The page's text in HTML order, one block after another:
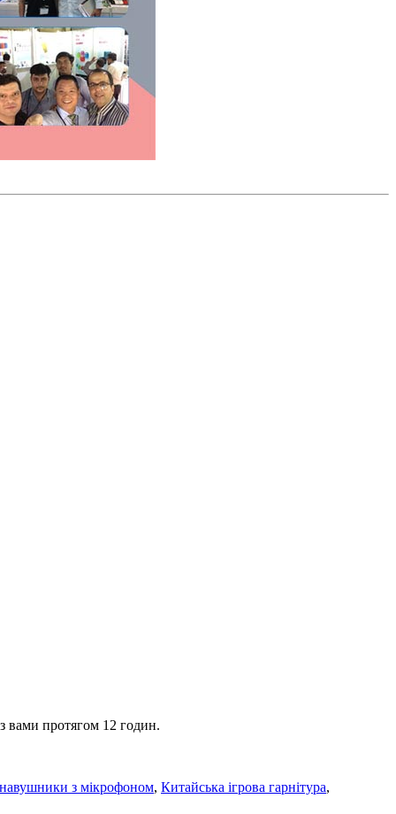
вами протягом 12 годин.
навушники з мікрофоном, Китайська ігрова гарнітура,